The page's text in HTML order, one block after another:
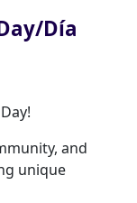
Día
and
unique